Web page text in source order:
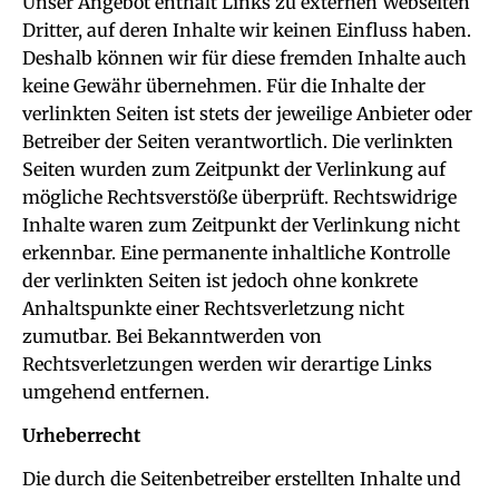
Dritter, auf deren Inhalte wir keinen Einfluss haben.
Deshalb können wir für diese fremden Inhalte auch
keine Gewähr übernehmen. Für die Inhalte der
verlinkten Seiten ist stets der jeweilige Anbieter oder
Betreiber der Seiten verantwortlich. Die verlinkten
Seiten wurden zum Zeitpunkt der Verlinkung auf
mögliche Rechtsverstöße überprüft. Rechtswidrige
Inhalte waren zum Zeitpunkt der Verlinkung nicht
erkennbar. Eine permanente inhaltliche Kontrolle
der verlinkten Seiten ist jedoch ohne konkrete
Anhaltspunkte einer Rechtsverletzung nicht
zumutbar. Bei Bekanntwerden von
Rechtsverletzungen werden wir derartige Links
umgehend entfernen.
Urheberrecht
Die durch die Seitenbetreiber erstellten Inhalte und